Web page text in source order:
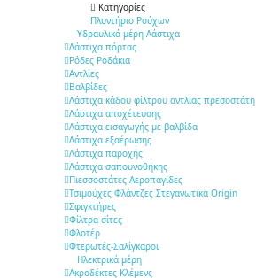
Κατηγορίες
Πλυντήριο Ρούχων
Υδραυλικά μέρη-Λάστιχα
Λάστιχα πόρτας
Ρόδες Ροδάκια
Αντλίες
Βαλβίδες
Λάστιχα κάδου φίλτρου αντλίας πρεσοστάτη
Λάστιχα αποχέτευσης
Λάστιχα εισαγωγής με βαλβίδα
Λάστιχα εξαέρωσης
Λάστιχα παροχής
Λάστιχα σαπουνοθήκης
Πιεσσοστάτες Αεροπαγίδες
Τσιμούχες Φλάντζες Στεγανωτικά Origin
Σφιγκτήρες
Φίλτρα σίτες
Φλοτέρ
Φτερωτές-Σαλίγκαροι
Ηλεκτρικά μέρη
Ακροδέκτες Κλέμενς